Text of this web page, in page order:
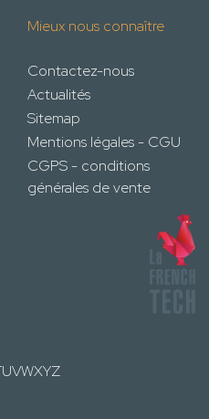
Mieux nous connaître
Contactez-nous
Actualités
Sitemap
Mentions légales - CGU
CGPS - conditions
générales de vente
UVWXYZ